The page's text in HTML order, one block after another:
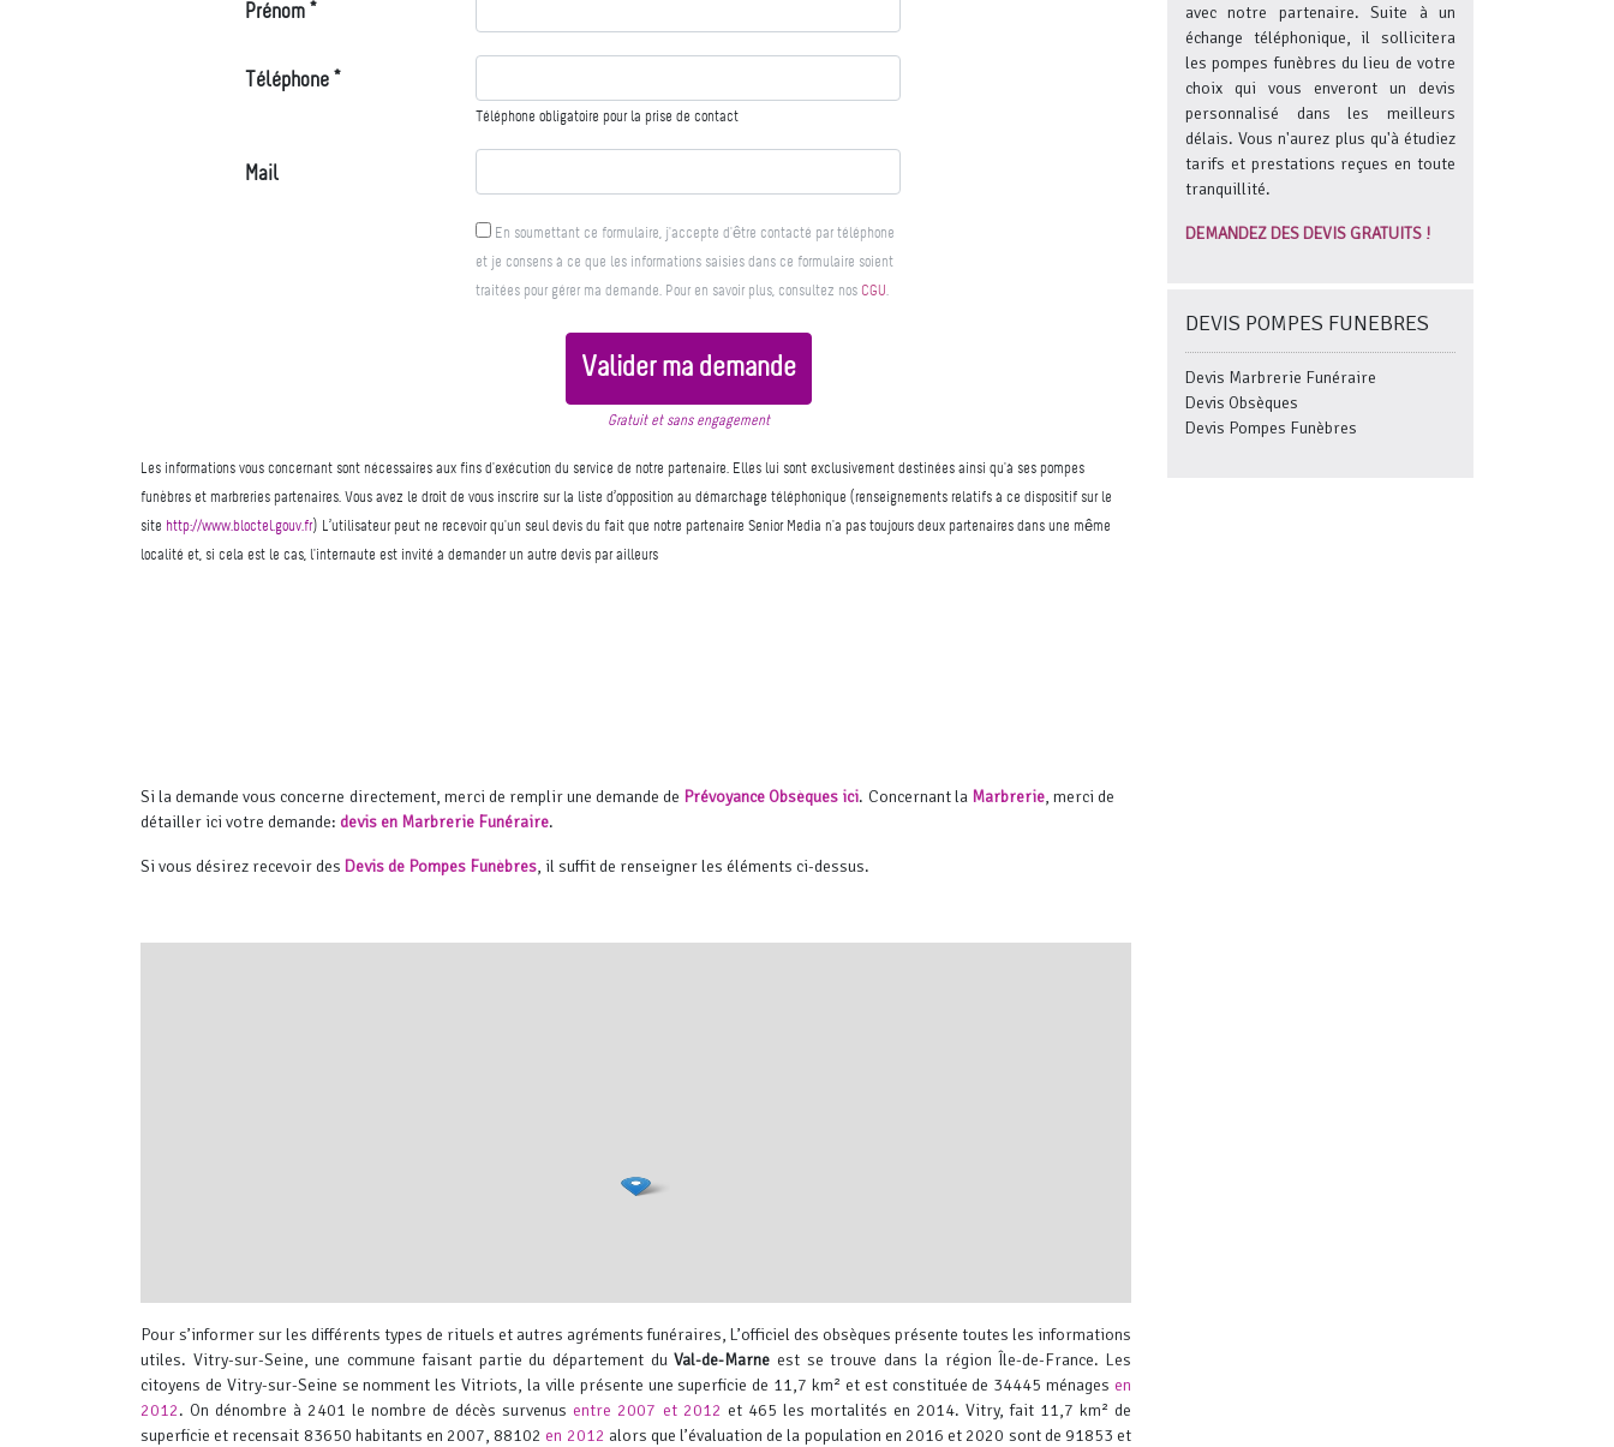
Si la demande vous concerne directement, merci de remplir une demande de Prévoyance Obsèques ici. Concernant la Marbrerie, merci de
détailler ici votre demande: devis en Marbrerie Funéraire.
Si vous désirez recevoir des Devis de Pompes Funèbres, il suffit de renseigner les éléments ci-dessus.
Pour s’informer sur les différents types de rituels et autres agréments funéraires, L’officiel des obsèques présente toutes les informations
utiles. Vitry-sur-Seine, une commune faisant partie du département duVal-de-Marne est se trouve dans la région Île-de-France. Les
citoyens de Vitry-sur-Seine se nomment les Vitriots, la ville présente une superficie de 11,7 km² et est constituée de 34445 ménages en
2012. On dénombre à 2401 le nombre de décès survenus entre 2007 et 2012 et 465 les mortalités en 2014. Vitry, fait 11,7 km² de
superficie et recensait 83650 habitants en 2007, 88102 en 2012 alors que l’évaluation de la population en 2016 et 2020 sont de 91853 et
avec notre partenaire. Suite à un
échange téléphonique, il sollicitera
les pompes funèbres du lieu de votre
choix qui vous enveront un devis
personnalisé dans les meilleurs
délais. Vous n'aurez plus qu'à étudiez
tarifs et prestations reçues en toute
tranquillité.
DEMANDEZ DES DEVIS GRATUITS !
DEVIS POMPES FUNEBRES
Devis Marbrerie Funéraire
Devis Obsèques
Devis Pompes Funèbres